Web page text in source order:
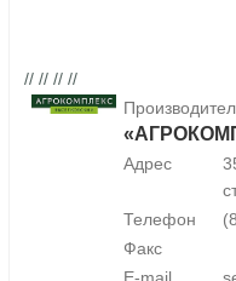
// // // //
Адрес
Телефон
Факс